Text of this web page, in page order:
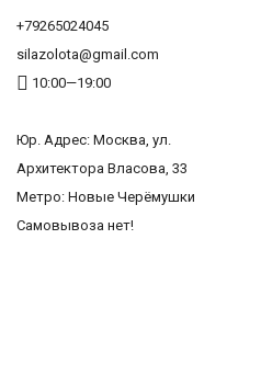
+79265024045
silazolota@gmail.com
10:00—19:00
Юр. Адреc: Москва, ул.
Архитектора Власова, 33
Метро: Новые Черёмушки
Самовывоза нет!